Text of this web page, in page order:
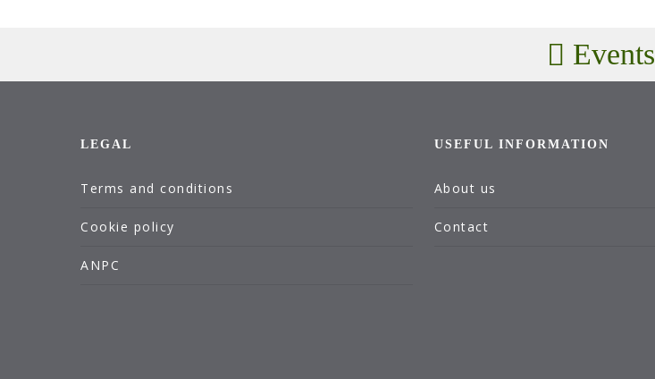
Events
LEGAL
Terms and conditions
Cookie policy
ANPC
USEFUL INFORMATION
About us
Contact